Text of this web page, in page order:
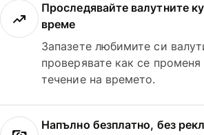
Проследявайте валутните
време
Запазете любимите си
проверявате как се променя
течение на времето.
Напълно безплатно, без